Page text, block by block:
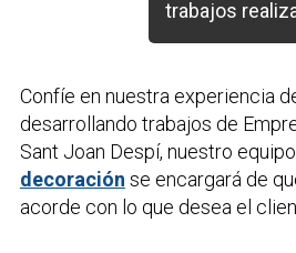
trabajos
Confíe en nuestra experiencia
desarrollando trabajos de
Sant Joan Despí, nuestro
decoración se encargará de
acorde con lo que desea el